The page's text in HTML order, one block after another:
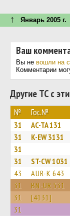
↑ Январь 2005 г.
Ваш
Вы не вошли на
Комментарии
Другие ТС с
№ Гос.№
31 AC-TA 131
31 K-EW 3131
31
31 ST-CW 1031
43 AUR-K 643
31 BN-UR 531
31 [4131]
31